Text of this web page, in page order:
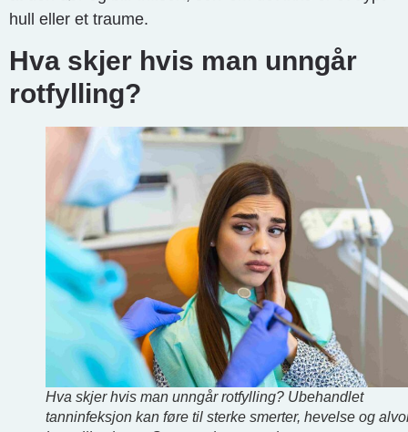
hull eller et traume.
Hva skjer hvis man unngår
rotfylling?
Hva skjer hvis man unngår rotfylling? Ubehandlet
tanninfeksjon kan føre til sterke smerter, hevelse og